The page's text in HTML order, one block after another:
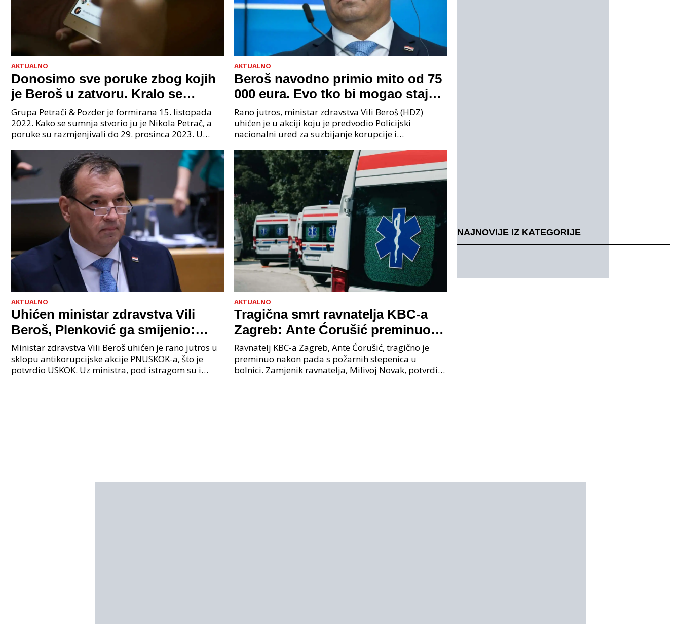
AKTUALNO
Donosimo sve poruke zbog kojih
je Beroš u zatvoru. Kralo se
godinama. Tko će iz vlade biti
sljedeći uhićen?
Grupa Petrači & Pozder je formirana 15. listopada
2022. Kako se sumnja stvorio ju je Nikola Petrač, a
poruke su razmjenjivali do 29. prosinca 2023. U
AKTUALNO
Beroš navodno primio mito od 75
000 eura. Evo tko bi mogao stajati
na čelu zločinačkog udruženja
Rano jutros, ministar zdravstva Vili Beroš (HDZ)
uhićen je u akciji koju je predvodio Policijski
nacionalni ured za suzbijanje korupcije i
priopćenju USKOK
AKTUALNO
Uhićen ministar zdravstva Vili
Beroš, Plenković ga smijenio:
Istraga USKOK-a zbog korupcije
Ministar zdravstva Vili Beroš uhićen je rano jutros u
sklopu antikorupcijske akcije PNUSKOK-a, što je
potvrdio USKOK. Uz ministra, pod istragom su i
AKTUALNO
Tragična smrt ravnatelja KBC-a
Zagreb: Ante Ćorušić preminuo
nakon pada u bolnici, policija na
mjestu događaja
Ravnatelj KBC-a Zagreb, Ante Ćorušić, tragično je
preminuo nakon pada s požarnih stepenica u
bolnici. Zamjenik ravnatelja, Milivoj Novak, potvrdio
NAJNOVIJE IZ KATEGORIJE